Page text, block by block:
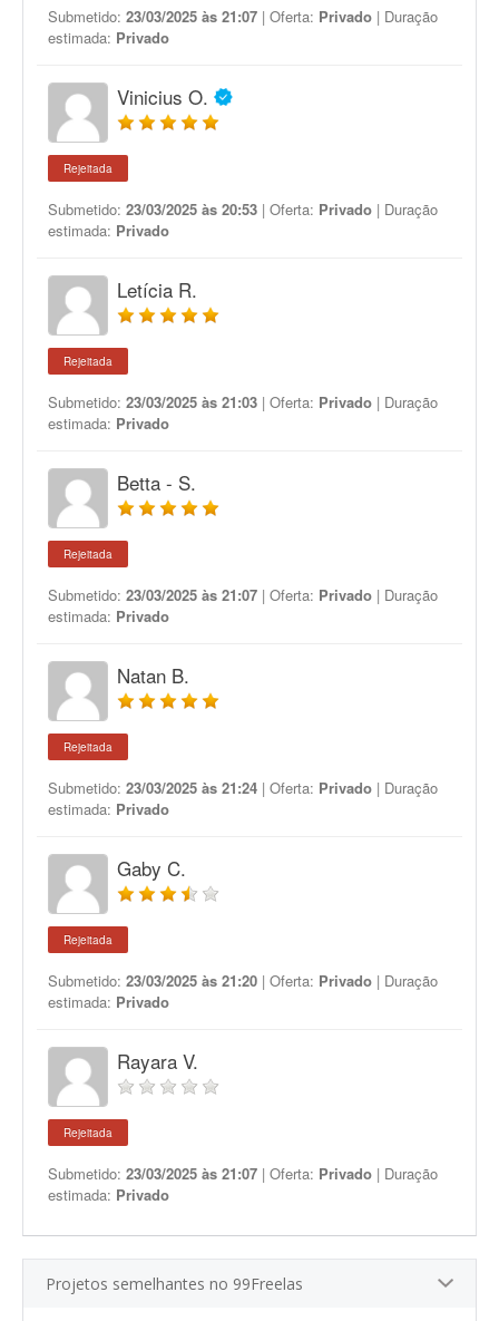
Submetido: 23/03/2025 às 21:07 | Oferta: Privado | Duração
estimada: Privado
Vinicius O.
Rejeitada
Submetido: 23/03/2025 às 20:53 | Oferta: Privado | Duração
estimada: Privado
Letícia R.
Rejeitada
Submetido: 23/03/2025 às 21:03 | Oferta: Privado | Duração
estimada: Privado
Betta - S.
Rejeitada
Submetido: 23/03/2025 às 21:07 | Oferta: Privado | Duração
estimada: Privado
Natan B.
Rejeitada
Submetido: 23/03/2025 às 21:24 | Oferta: Privado | Duração
estimada: Privado
Gaby C.
Rejeitada
Submetido: 23/03/2025 às 21:20 | Oferta: Privado | Duração
estimada: Privado
Rayara V.
Rejeitada
Submetido: 23/03/2025 às 21:07 | Oferta: Privado | Duração
estimada: Privado
Projetos semelhantes no 99Freelas